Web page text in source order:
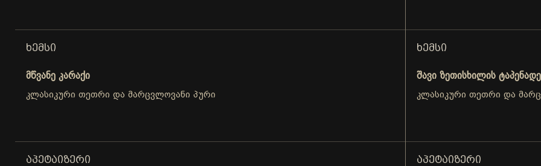
ᲮᲔᲛᲡᲘ
მწვანე კარაქი
კლასიკური თეთრი და მარცვლოვანი პური
ᲐᲞᲔᲢᲐᲘᲖᲔᲠᲘ
ᲮᲔᲛᲡᲘ
შავი ზეთისხილის ტაპენადე
კლასიკური თეთრი და
ᲐᲞᲔᲢᲐᲘᲖᲔᲠᲘ